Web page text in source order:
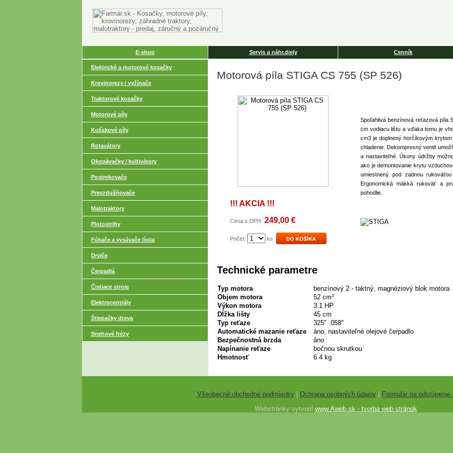
E-shop Servis a náhr.diely Cenník
Elektrické a motorové kosačky
Krovinorezy / vyžínače
Traktorové kosačky
Motorové píly
Kolískové píly
Rotavátory
Okopávačky / kultivátory
Postrekovače
Prevzdušňovače
Malotraktory
Plotostrihy
Fúkače a vysávače lístia
Drviče
Čerpadlá
Čistiace stroje
Elektrocentrály
Štiepačky dreva
Snehové frézy
Motorová píla STIGA CS 755 (SP 526)
!!! AKCIA !!!
Cena s DPH: 249,00 €
Počet: ks
Spoľahlivá benzínová reťazová píla
cm vodiacu lištu a vďaka tomu je
cm3 je doplnený horčíkovým
chladenie. Dekompresný ventil
a nastaviteľné. Úkony údržby
ako je demontovanie krytu
umiestnený pod zadnou
Ergonomická mäkká rukoväť a
pohodlie.
Technické parametre
Typ motora
benzínový 2 - taktný, magnéziový blok motora
Objem motora
52 cm³
Výkon motora
3.1 HP
Dĺžka lišty
45 cm
Typ reťaze
325" .058"
Automatické mazanie reťaze
áno, nastaviteľné olejové čerpadlo
Bezpečnostná brzda
áno
Napínanie reťaze
bočnou skrutkou
Hmotnosť
6.4 kg
Všeobecné obchodné podmienky| Ochrana osobných údajov|
Formulár na
Webstránky vytvoril www.Aweb.sk - tvorba web stránok